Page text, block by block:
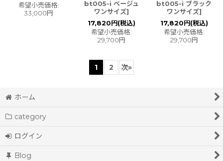
希望小売価格:
33,000円
bt005-i ベージュ
ワンサイズ]
17,820円(税込)
希望小売価格:
29,700円
bt005-i ブラック
ワンサイズ]
17,820円(税込)
希望小売価格:
29,700円
1 2 次»
ホーム
category
ログイン
Blog